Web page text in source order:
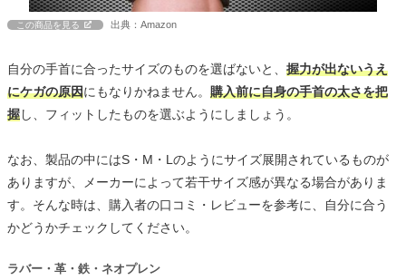
この商品を見る 出典：Amazon
自分の手首に合ったサイズのものを選ばないと、 握力が出ないうえ
にケガの原因にもなりかねません。 購入前に自身の手首の太さを把
握し、フィットしたものを選ぶようにしましょう。
なお、製品の中にはS・M・Lのようにサイズ展開されているものが
ありますが、メーカーによって若干サイズ感が異なる場合がありま
す。そんな時は、購入者の口コミ・レビューを参考に、自分に合う
かどうかチェックしてください。
ラバー・革・鉄・ネオプレン